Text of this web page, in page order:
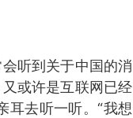
听到关于中国的消
或许是互联网已经
耳去听一听。“我想